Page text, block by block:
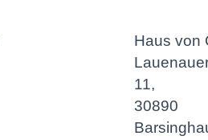
Haus von
11,
30890